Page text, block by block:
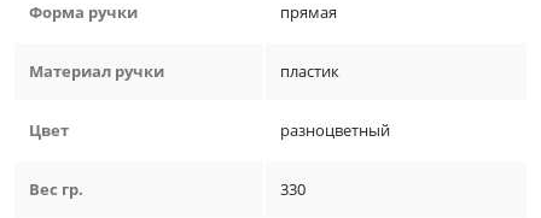
Форма ручки прямая
Материал ручки пластик
Цвет разноцветный
Вес гр. 330